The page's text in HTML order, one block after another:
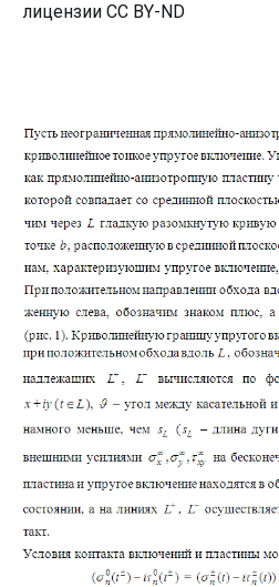
лицензии CC BY-ND